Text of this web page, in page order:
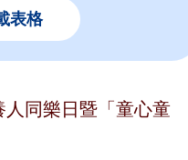
表格
同樂日暨「童心童